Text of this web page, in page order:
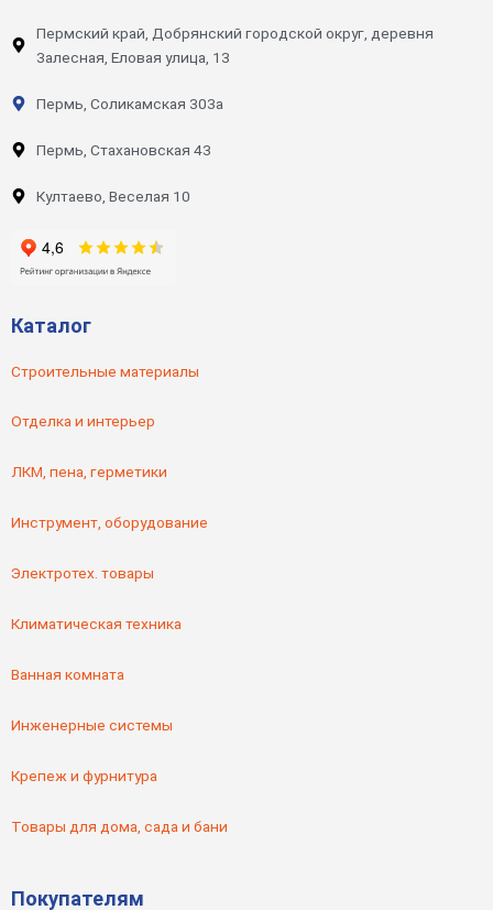
Пермский край, Добрянский городской округ, деревня
Залесная, Еловая улица, 13
Пермь, Соликамская 303а
Пермь, Стахановская 43
Култаево, Веселая 10
Каталог
Строительные материалы
Отделка и интерьер
ЛКМ, пена, герметики
Инструмент, оборудование
Электротех. товары
Климатическая техника
Ванная комната
Инженерные системы
Крепеж и фурнитура
Товары для дома, сада и бани
Покупателям